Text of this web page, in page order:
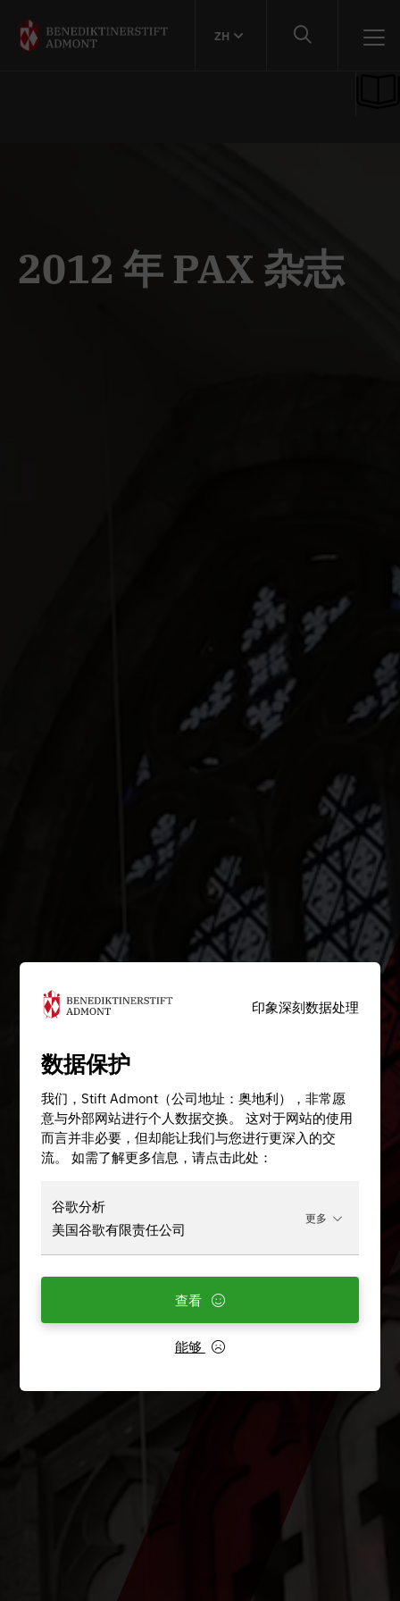
ZH
2012 年 PAX 杂志
印象深刻数据处理
数据保护
我们，Stift Admont（公司地址：奥地利），非常愿
意与外部网站进行个人数据交换。 这对于网站的使用
而言并非必要，但却能让我们与您进行更深入的交
流。 如需了解更多信息，请点击此处：
谷歌分析
美国谷歌有限责任公司
更多
能够
查看